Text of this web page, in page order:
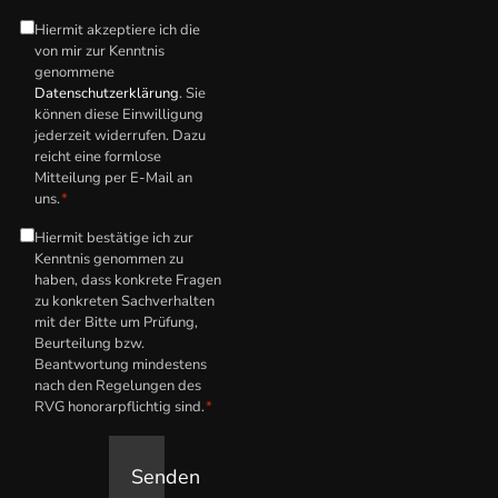
Datenschutzerklärung*
Hiermit akzeptiere ich die
von mir zur Kenntnis
genommene
Datenschutzerklärung. Sie
können diese Einwilligung
jederzeit widerrufen. Dazu
reicht eine formlose
Mitteilung per E-Mail an
uns.*
Hinweis
zum
anwaltlichen
Honorar*
Hiermit bestätige ich zur
Kenntnis genommen zu
haben, dass konkrete Fragen
zu konkreten Sachverhalten
mit der Bitte um Prüfung,
Beurteilung bzw.
Beantwortung mindestens
nach den Regelungen des
RVG honorarpflichtig sind.*
Senden